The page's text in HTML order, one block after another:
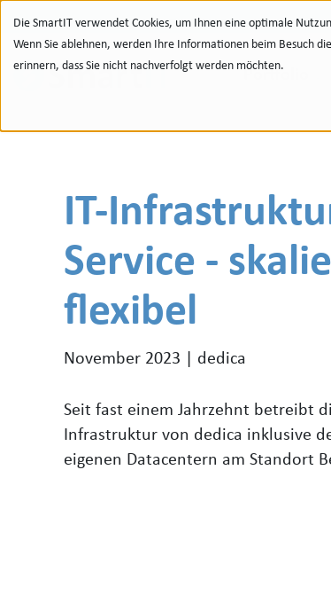
Die SmartIT verwendet Cookies, um Ihnen eine optimale
Wenn Sie ablehnen, werden Ihre Informationen beim Besuch
erinnern, dass Sie nicht nachverfolgt werden möchten.
Portfolio
IT-
Service -
flexibel
November 2023 | dedica
Seit fast einem Jahrzehnt betreibt
Infrastruktur von dedica inklusive
eigenen Datacentern am Standort